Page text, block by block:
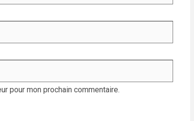
pour mon prochain commentaire.